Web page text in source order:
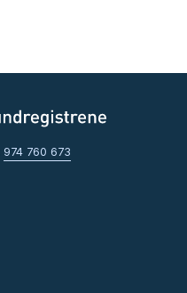
974 760 673